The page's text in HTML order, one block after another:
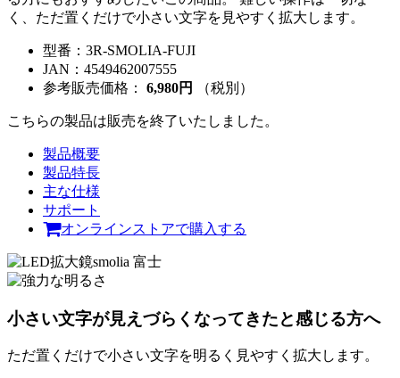
く、ただ置くだけで小さい文字を見やすく拡大します。
型番： 3R-SMOLIA-FUJI
JAN： 4549462007555
参考販売価格：
6,980円 （税別）
こちらの製品は販売を終了いたしました。
製品概要
製品特長
主な仕様
サポート
オンラインストアで購入する
小さい文字が見えづらくなってきたと感じる方へ
ただ置くだけで小さい文字を明るく見やすく拡大します。